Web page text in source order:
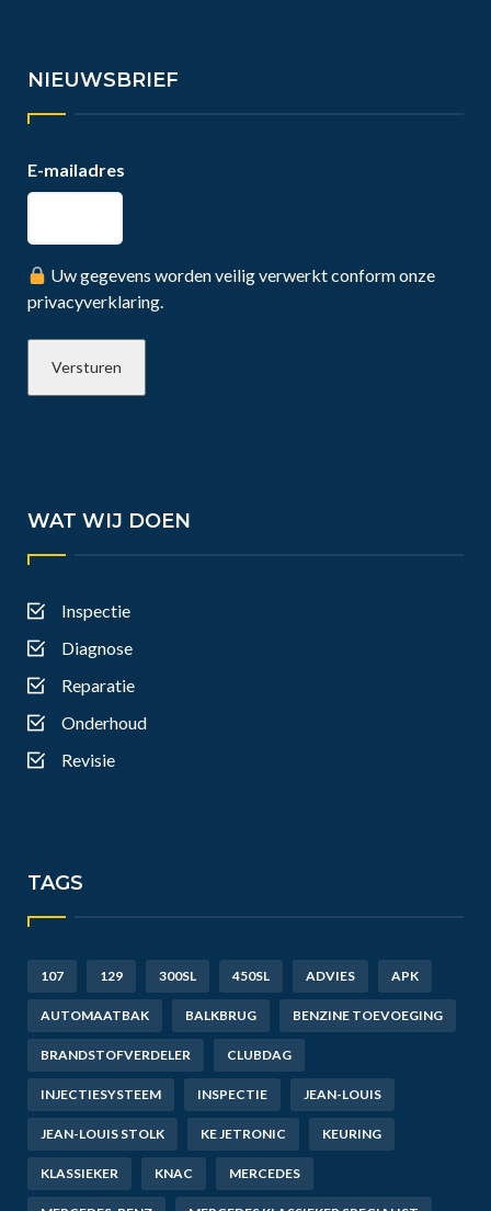
NIEUWSBRIEF
E-mailadres
Uw gegevens worden veilig verwerkt conform onze
privacyverklaring.
WAT WIJ DOEN
Inspectie
Diagnose
Reparatie
Onderhoud
Revisie
TAGS
107 129 300SL 450SL ADVIES APK
AUTOMAATBAK BALKBRUG BENZINE TOEVOEGING
BRANDSTOFVERDELER CLUBDAG
INJECTIESYSTEEM INSPECTIE JEAN-LOUIS
JEAN-LOUIS STOLK KE JETRONIC KEURING
KLASSIEKER KNAC MERCEDES